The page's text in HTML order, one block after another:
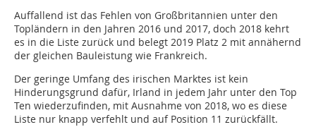
Auffallend ist das Fehlen von Großbritannien unter den
Topländern in den Jahren 2016 und 2017, doch 2018 kehrt
es in die Liste zurück und belegt 2019 Platz 2 mit annähernd
der gleichen Bauleistung wie Frankreich.
Der geringe Umfang des irischen Marktes ist kein
Hinderungsgrund dafür, Irland in jedem Jahr unter den Top
Ten wiederzufinden, mit Ausnahme von 2018, wo es diese
Liste nur knapp verfehlt und auf Position 11 zurückfällt.